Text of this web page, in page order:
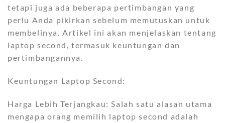
tetapi juga ada beberapa pertimbangan yang
perlu Anda pikirkan sebelum memutuskan untuk
membelinya. Artikel ini akan menjelaskan tentang
laptop second, termasuk keuntungan dan
pertimbangannya.
Keuntungan Laptop Second:
Harga Lebih Terjangkau: Salah satu alasan utama
mengapa orang memilih laptop second adalah